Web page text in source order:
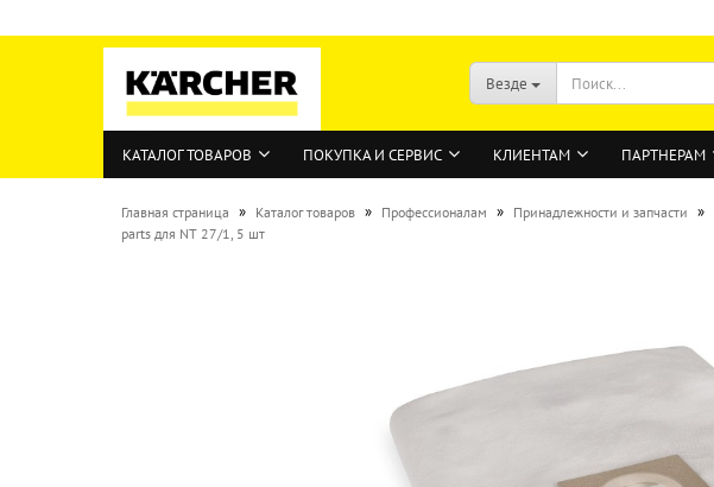
Везде
КАТАЛОГ ТОВАРОВ ПОКУПКА И СЕРВИС КЛИЕНТАМ ПАРТНЕРАМ
Главная страница » Каталог товаров » Профессионалам » Принадлежности и запчасти »
parts для NT 27/1, 5 шт